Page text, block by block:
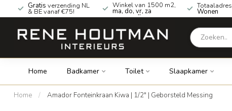
Gratis verzending NL
& BE vanaf €75!
Winkel van 1500 m2,
ma, do, vr, za
geopend!
Totaaladres
Wonen
Home Badkamer Toilet Slaapkamer
Home / Amador Fonteinkraan Kiwa | 1/2" | Geborsteld Messing